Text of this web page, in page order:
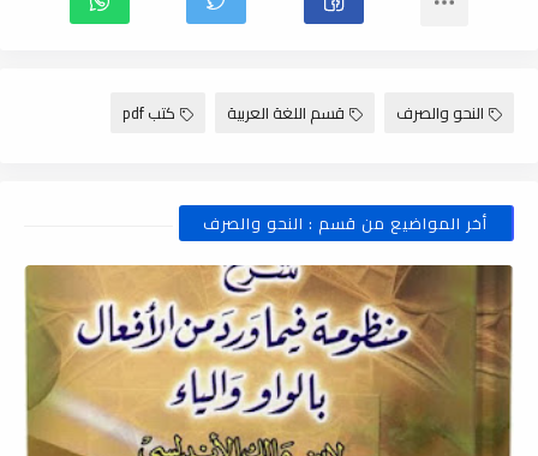
النحو والصرف قسم اللغة العربية كتب pdf
أخر المواضيع من قسم : النحو والصرف